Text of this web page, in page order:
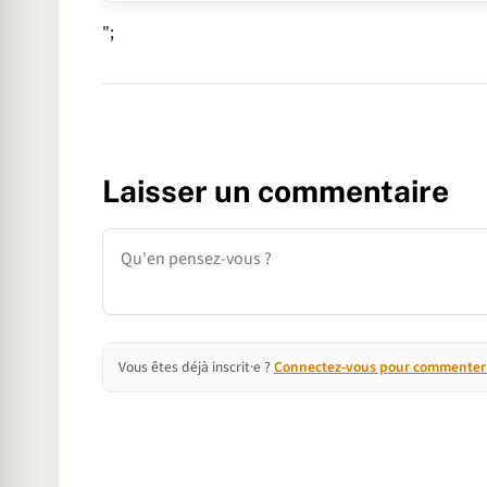
";
Laisser un commentaire
Commentaire
Vous êtes déjà inscrit·e ? Connectez-vous pour